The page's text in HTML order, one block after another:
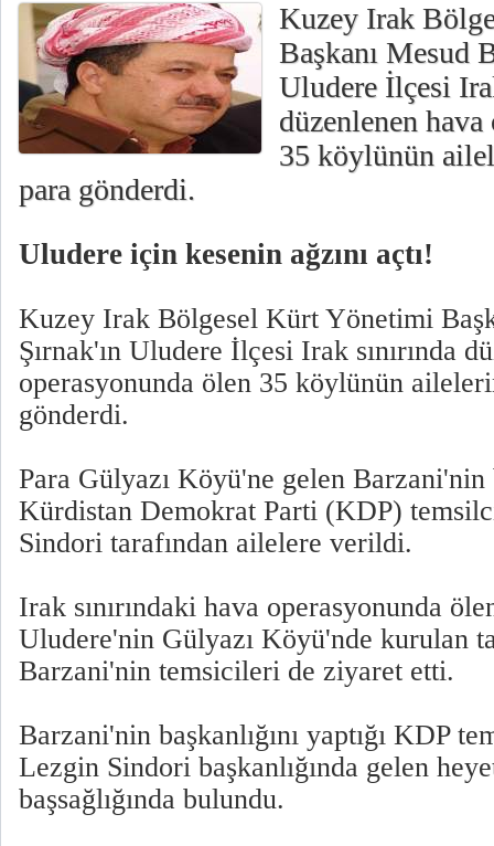
Kuzey Irak
Başkanı Mesud
Uludere İlçesi
düzenlenen
35 köylünün
para gönderdi.
Uludere için kesenin ağzını açtı!
Kuzey Irak Bölgesel Kürt Yönetimi
Şırnak'ın Uludere İlçesi Irak sınırında
operasyonunda ölen 35 köylünün
gönderdi.
Para Gülyazı Köyü'ne gelen Barzani'nin
Kürdistan Demokrat Parti (KDP)
Sindori tarafından ailelere verildi.
Irak sınırındaki hava operasyonunda
Uludere'nin Gülyazı Köyü'nde kurulan
Barzani'nin temsicileri de ziyaret etti.
Barzani'nin başkanlığını yaptığı KDP
Lezgin Sindori başkanlığında gelen
başsağlığında bulundu.